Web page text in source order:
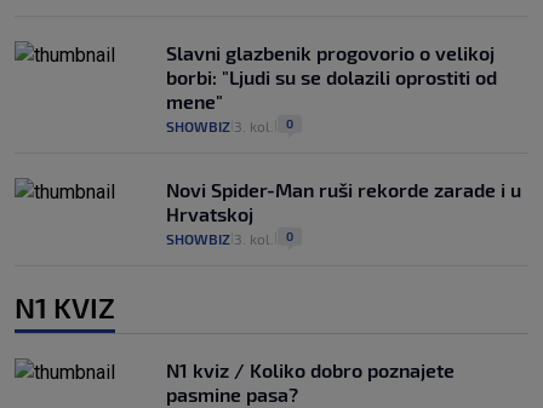
Slavni glazbenik progovorio o velikoj
borbi: "Ljudi su se dolazili oprostiti od
mene"
SHOWBIZ 3. kol. 0
Novi Spider-Man ruši rekorde zarade i u
Hrvatskoj
SHOWBIZ 3. kol. 0
N1 KVIZ
N1 kviz / Koliko dobro poznajete
pasmine pasa?